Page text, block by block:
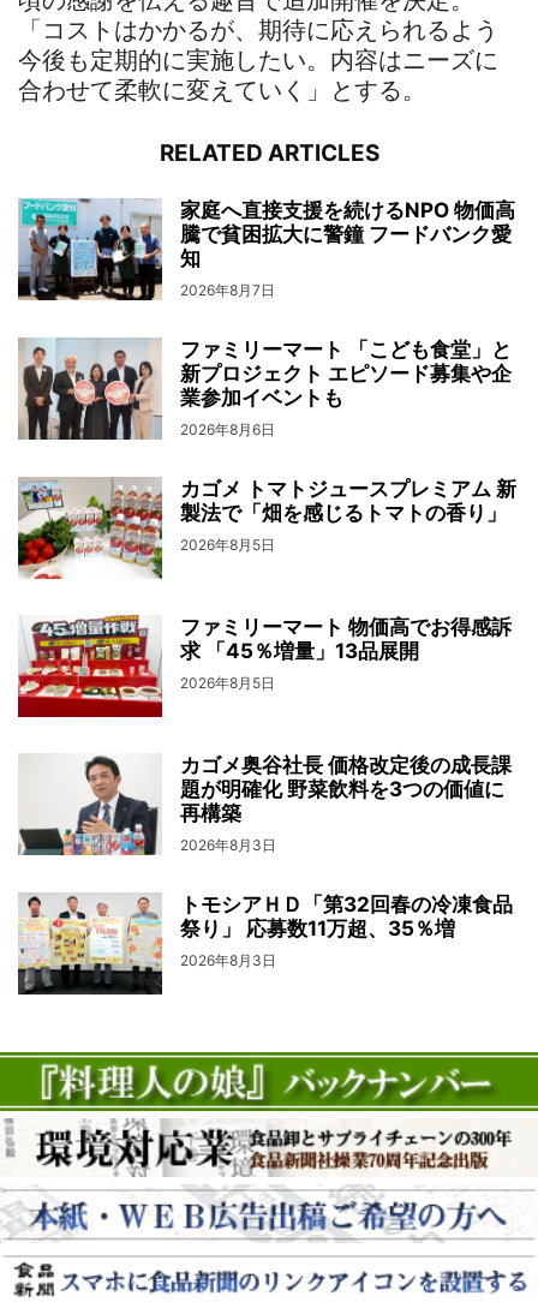
「コストはかかるが、期待に応えられるよう
今後も定期的に実施したい。内容はニーズに
合わせて柔軟に変えていく」とする。
RELATED ARTICLES
家庭へ直接支援を続けるNPO 物価高
騰で貧困拡大に警鐘 フードバンク愛
知
2026年8月7日
ファミリーマート 「こども食堂」と
新プロジェクト エピソード募集や企
業参加イベントも
2026年8月6日
カゴメ トマトジュースプレミアム 新
製法で「畑を感じるトマトの香り」
2026年8月5日
ファミリーマート 物価高でお得感訴
求 「45％増量」13品展開
2026年8月5日
カゴメ奥谷社長 価格改定後の成長課
題が明確化 野菜飲料を3つの価値に
再構築
2026年8月3日
トモシアＨＤ「第32回春の冷凍食品
祭り」 応募数11万超、35％増
2026年8月3日